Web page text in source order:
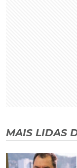
MAIS LIDAS